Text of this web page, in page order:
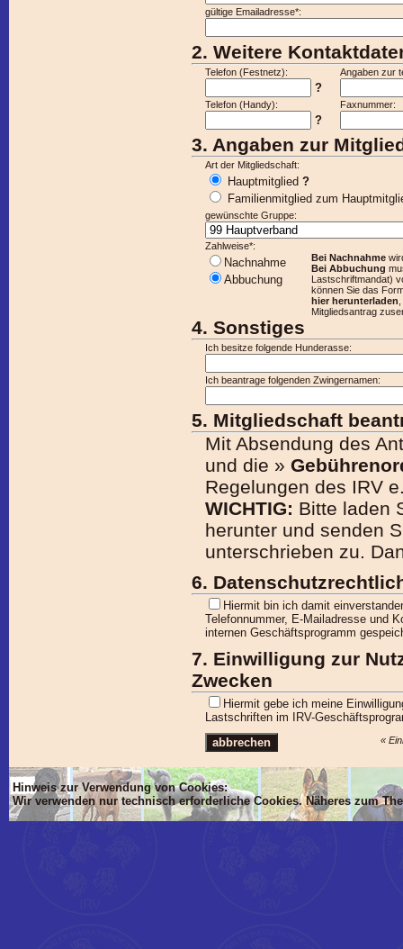
gültige Emailadresse*:
2. Weitere
Telefon (Festnetz):
?
Telefon (Handy):
?
Angaben zur
Faxnummer:
3. Angaben zur
Art der Mitgliedschaft:
Hauptmitglied ?
Familienmitglied zum
gewünschte Gruppe:
Zahlweise*:
Nachnahme Bei Nachnahme
Bei Abbuchung
Lastschriftmandat)
können Sie das
hier herunterladen
Mitgliedsantrag
Abbuchung
4. Sonstiges
Ich besitze folgende Hunderasse:
Ich beantrage folgenden Zwingernamen:
5. Mitgliedschaft
Mit Absendung des
und die »
Regelungen des IRV
WICHTIG: Bitte laden
herunter und senden
unterschrieben zu.
6.
Hiermit bin ich damit
Telefonnummer, E-Mailadresse und
internen Geschäftsprogramm
7. Einwilligung zur
Zwecken
Hiermit gebe ich meine
Lastschriften im IRV-
«
Hinweis zur Verwendung von Cookies:
Wir verwenden nur technisch erforderliche Cookies. Näheres zum
'Dim mlTIT, mlBOD, mlVON, mlsTIT, mlAN, mlsBOD